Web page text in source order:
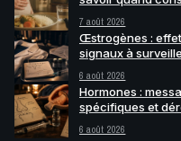
7 août 2026
Œstrogènes :
signaux à
6 août 2026
Hormones :
spécifiques et
6 août 2026